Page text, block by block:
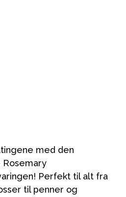
med den
Perfekt til alt fra
til penner og